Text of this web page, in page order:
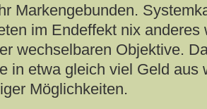
Markengebunden.
im Endeffekt nix
wechselbaren Objektive.
in etwa gleich viel Geld aus
Möglichkeiten.